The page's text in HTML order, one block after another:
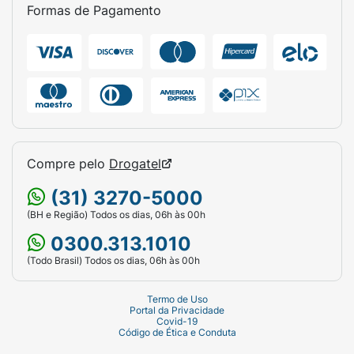
Parfum (perfume)
Formas de Pagamento
Compre pelo Drogatel
(31) 3270-5000
(BH e Região) Todos os dias, 06h às 00h
0300.313.1010
(Todo Brasil) Todos os dias, 06h às 00h
Termo de Uso
Portal da Privacidade
Covid-19
Código de Ética e Conduta